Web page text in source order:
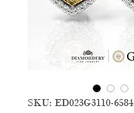
SKU: ED023G3110-6584